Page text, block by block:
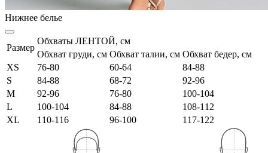
Нижнее белье
Размер
Обхваты ЛЕНТОЙ, см
Обхват груди, см Обхват талии, см Обхват бедер, см
XS
76-80 60-64
84-88
S
84-88 68-72
92-96
M
92-96 76-80
100-104
L
100-104 84-88
108-112
XL
110-116 96-100 117-122